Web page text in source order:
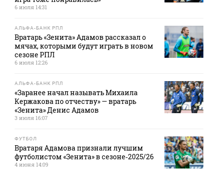
6 июля 14:31
АЛЬФА-БАНК РПЛ
Вратарь «Зенита» Адамов рассказал о
мячах, которыми будут играть в новом
сезоне РПЛ
6 июля 12:26
АЛЬФА-БАНК РПЛ
«Заранее начал называть Михаила
Кержакова по отчеству» — вратарь
«Зенита» Денис Адамов
3 июля 16:07
ФУТБОЛ
Вратаря Адамова признали лучшим
футболистом «Зенита» в сезоне‑2025/26
4 июня 14:09